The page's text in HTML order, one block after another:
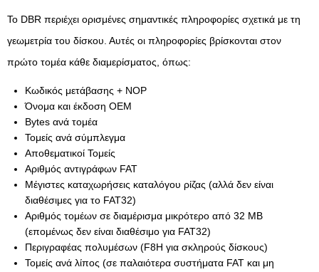
Το DBR περιέχει ορισμένες σημαντικές πληροφορίες σχετικά με τη
γεωμετρία του δίσκου. Αυτές οι πληροφορίες βρίσκονται στον
πρώτο τομέα κάθε διαμερίσματος, όπως:
Κωδικός μετάβασης + NOP
Όνομα και έκδοση OEM
Bytes ανά τομέα
Τομείς ανά σύμπλεγμα
Αποθεματικοί Τομείς
Αριθμός αντιγράφων FAT
Μέγιστες καταχωρήσεις καταλόγου ρίζας (αλλά δεν είναι
διαθέσιμες για το FAT32)
Αριθμός τομέων σε διαμέρισμα μικρότερο από 32 MB
(επομένως δεν είναι διαθέσιμο για FAT32)
Περιγραφέας πολυμέσων (F8H για σκληρούς δίσκους)
Τομείς ανά λίπος (σε παλαιότερα συστήματα FAT και μη